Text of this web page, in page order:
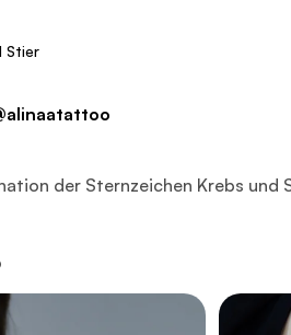
Stier
Krebs und Stier,
der Sternzeichen Krebs und